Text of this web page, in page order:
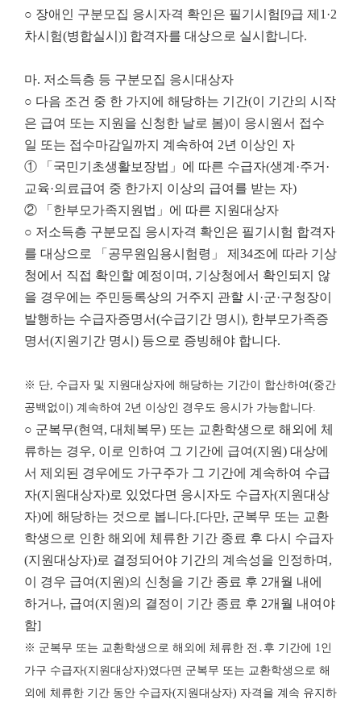
○ 장애인 구분모집 응시자격 확인은 필기시험[9급 제1·2
차시험(병합실시)] 합격자를 대상으로 실시합니다.
마. 저소득층 등 구분모집 응시대상자
○ 다음 조건 중 한 가지에 해당하는 기간(이 기간의 시작
은 급여 또는 지원을 신청한 날로 봄)이 응시원서 접수
일 또는 접수마감일까지 계속하여 2년 이상인 자
① 「국민기초생활보장법」에 따른 수급자(생계·주거·
교육·의료급여 중 한가지 이상의 급여를 받는 자)
② 「한부모가족지원법」에 따른 지원대상자
○ 저소득층 구분모집 응시자격 확인은 필기시험 합격자
를 대상으로 「공무원임용시험령」 제34조에 따라 기상
청에서 직접 확인할 예정이며, 기상청에서 확인되지 않
을 경우에는 주민등록상의 거주지 관할 시·군·구청장이
발행하는 수급자증명서(수급기간 명시), 한부모가족증
명서(지원기간 명시) 등으로 증빙해야 합니다.
※ 단, 수급자 및 지원대상자에 해당하는 기간이 합산하여(중간
공백없이) 계속하여 2년 이상인 경우도 응시가 가능합니다.
○ 군복무(현역, 대체복무) 또는 교환학생으로 해외에 체
류하는 경우, 이로 인하여 그 기간에 급여(지원) 대상에
서 제외된 경우에도 가구주가 그 기간에 계속하여 수급
자(지원대상자)로 있었다면 응시자도 수급자(지원대상
자)에 해당하는 것으로 봅니다.[다만, 군복무 또는 교환
학생으로 인한 해외에 체류한 기간 종료 후 다시 수급자
(지원대상자)로 결정되어야 기간의 계속성을 인정하며,
이 경우 급여(지원)의 신청을 기간 종료 후 2개월 내에
하거나, 급여(지원)의 결정이 기간 종료 후 2개월 내여야
함]
※ 군복무 또는 교환학생으로 해외에 체류한 전․후 기간에 1인
가구 수급자(지원대상자)였다면 군복무 또는 교환학생으로 해
외에 체류한 기간 동안 수급자(지원대상자) 자격을 계속 유지하